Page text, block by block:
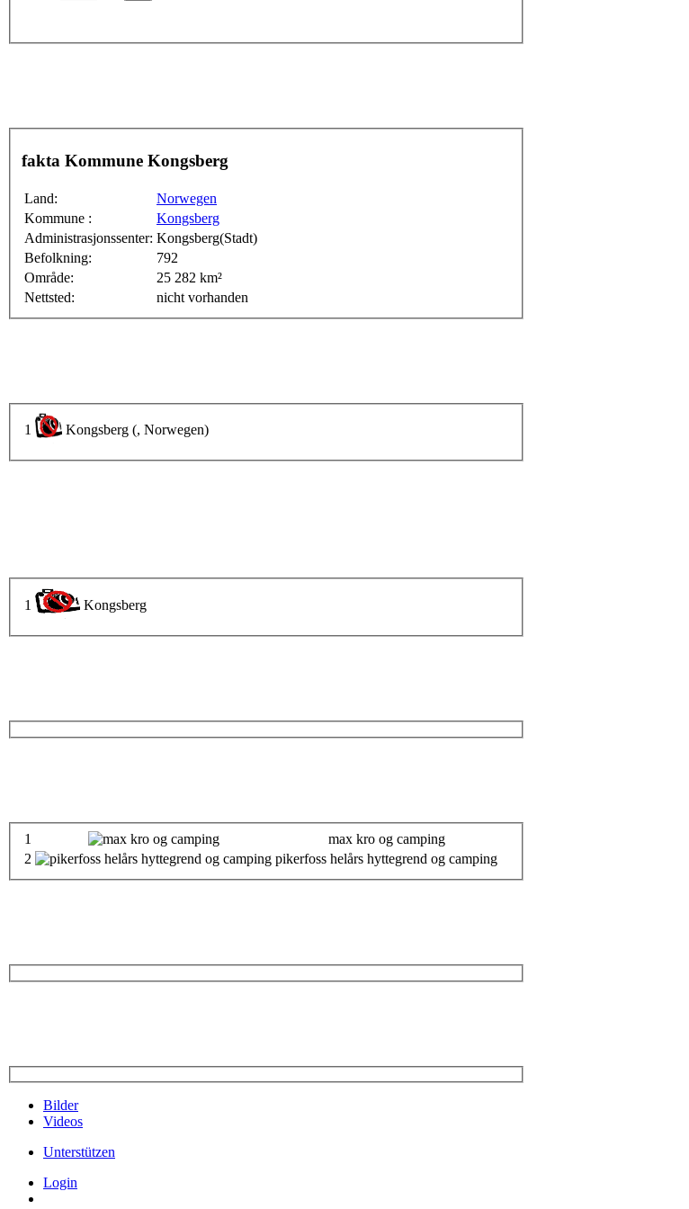
fakta Kommune Kongsberg
Land:
Norwegen
Kommune :
Kongsberg
Administrasjonssenter: Kongsberg(Stadt)
Befolkning:
792
Område:
25 282 km²
Nettsted:
nicht vorhanden
1 Kongsberg (, Norwegen)
1 Kongsberg
1
max kro og camping
2
pikerfoss helårs hyttegrend og camping
Bilder
Videos
Unterstützen
Login